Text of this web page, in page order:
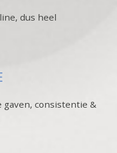
dus heel
consistentie &